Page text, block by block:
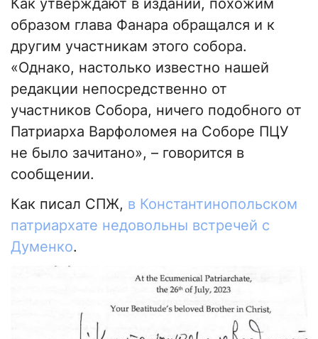
Как утверждают в издании, похожим
образом глава Фанара обращался и к
другим участникам этого собора.
«Однако, настолько известно нашей
редакции непосредственно от
участников Собора, ничего подобного от
Патриарха Варфоломея на Соборе ПЦУ
не было зачитано», – говорится в
сообщении.
Как писал СПЖ, в Константинопольском
патриархате недовольны встречей с
Думенко.